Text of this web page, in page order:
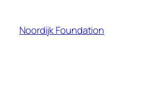
content
Noordijk Foundation